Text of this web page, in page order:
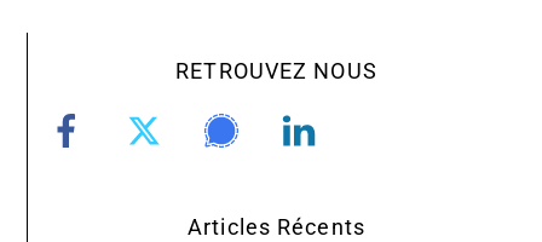
RETROUVEZ NOUS
Articles Récents